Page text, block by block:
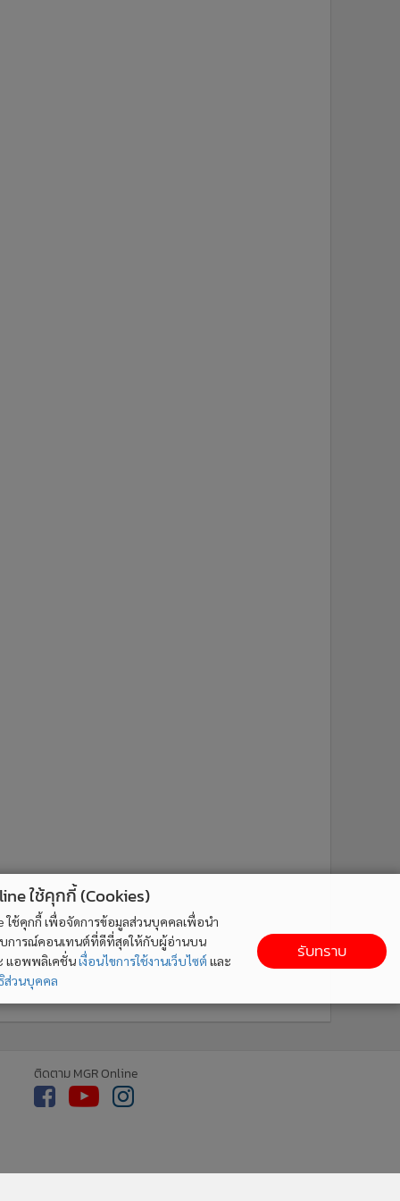
ติดตาม MGR Online
ใช้คุกกี้ (Cookies)
ใช้คุกกี้ เพื่อจัดการข้อมูลส่วนบุคคลเพื่อนำ
การณ์คอนเทนต์ที่ดีที่สุดให้กับผู้อ่านบน
แอพพลิเคชั่นเงื่อนไขการใช้งานเว็บไซต์ และ
ส่วนบุคคล
รับทราบ